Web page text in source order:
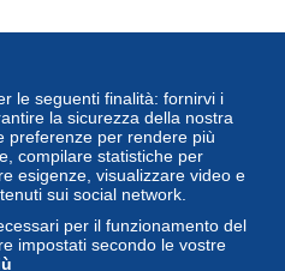
le seguenti finalità: fornirvi i
la sicurezza della nostra
preferenze per rendere più
compilare statistiche per
esigenze, visualizzare video e
sui social network.
per il funzionamento del
impostati secondo le vostre